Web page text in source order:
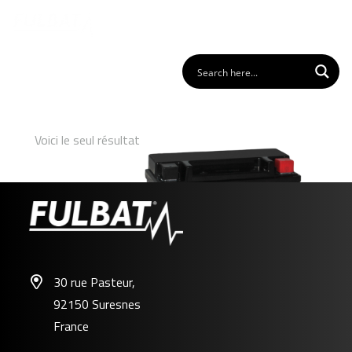
Voici le seul résultat
30 rue Pasteur,
92150 Suresnes
France